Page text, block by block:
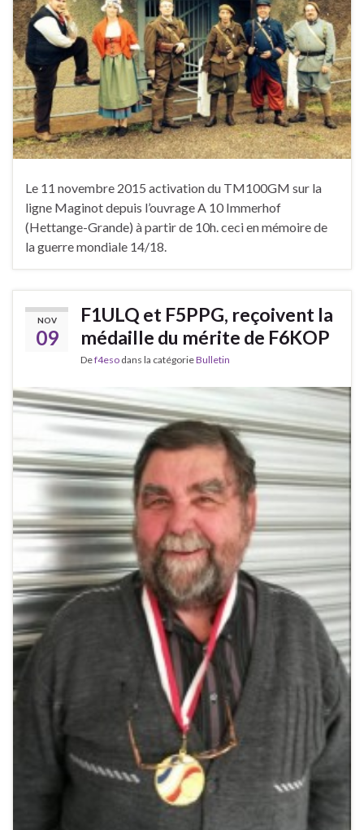
Le 11 novembre 2015 activation du TM100GM sur la
ligne Maginot depuis l’ouvrage A 10 Immerhof
(Hettange-Grande) à partir de 10h. ceci en mémoire de
la guerre mondiale 14/18.
NOV
09
F1ULQ et F5PPG, reçoivent la
médaille du mérite de F6KOP
Def4eso dans la catégorieBulletin